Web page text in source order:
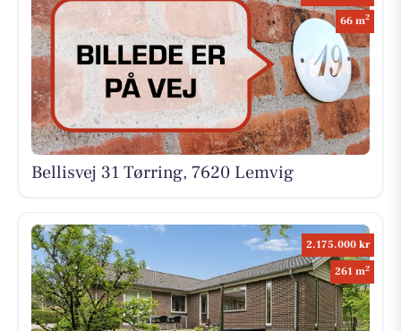
66 m2
Bellisvej 31 Tørring, 7620 Lemvig
2.175.000 kr
261 m2